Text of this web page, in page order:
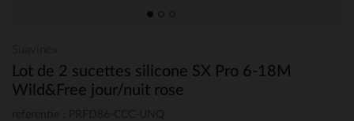
Lot de 2 sucettes silicone SX Pro 6-18M
Wild&Free jour/nuit rose